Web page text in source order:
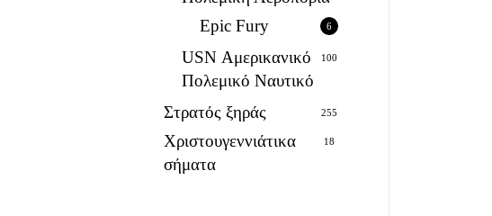
Epic Fury 6
USN Αμερικανικό
Πολεμικό Ναυτικό
100
Στρατός ξηράς 255
Χριστουγεννιάτικα
σήματα
18